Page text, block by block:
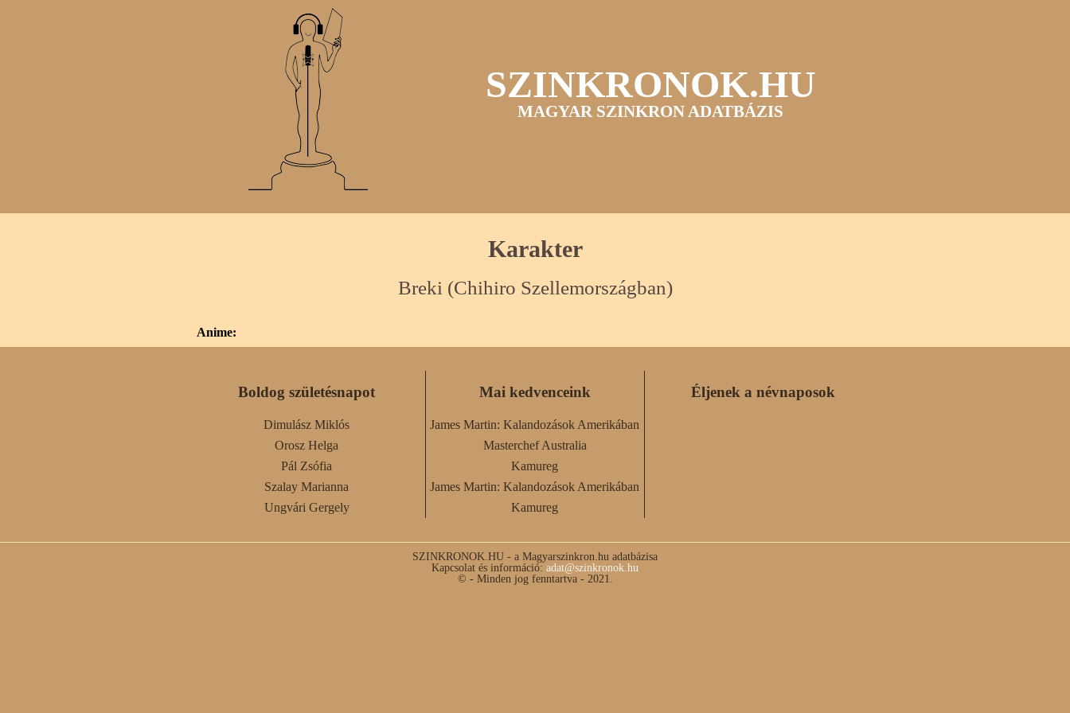
SZINKRONOK.HU
MAGYAR SZINKRON ADATBÁZIS
Karakter
Breki (Chihiro Szellemországban)
Anime:
Boldog születésnapot
Dimulász Miklós
Orosz Helga
Pál Zsófia
Szalay Marianna
Ungvári Gergely
Mai kedvenceink
James Martin: Kalandozások Amerikában
Masterchef Australia
Kamureg
James Martin: Kalandozások Amerikában
Kamureg
Éljenek a névnaposok
SZINKRONOK.HU - a Magyarszinkron.hu adatbázisa
Kapcsolat és információ: adat@szinkronok.hu
© - Minden jog fenntartva - 2021.